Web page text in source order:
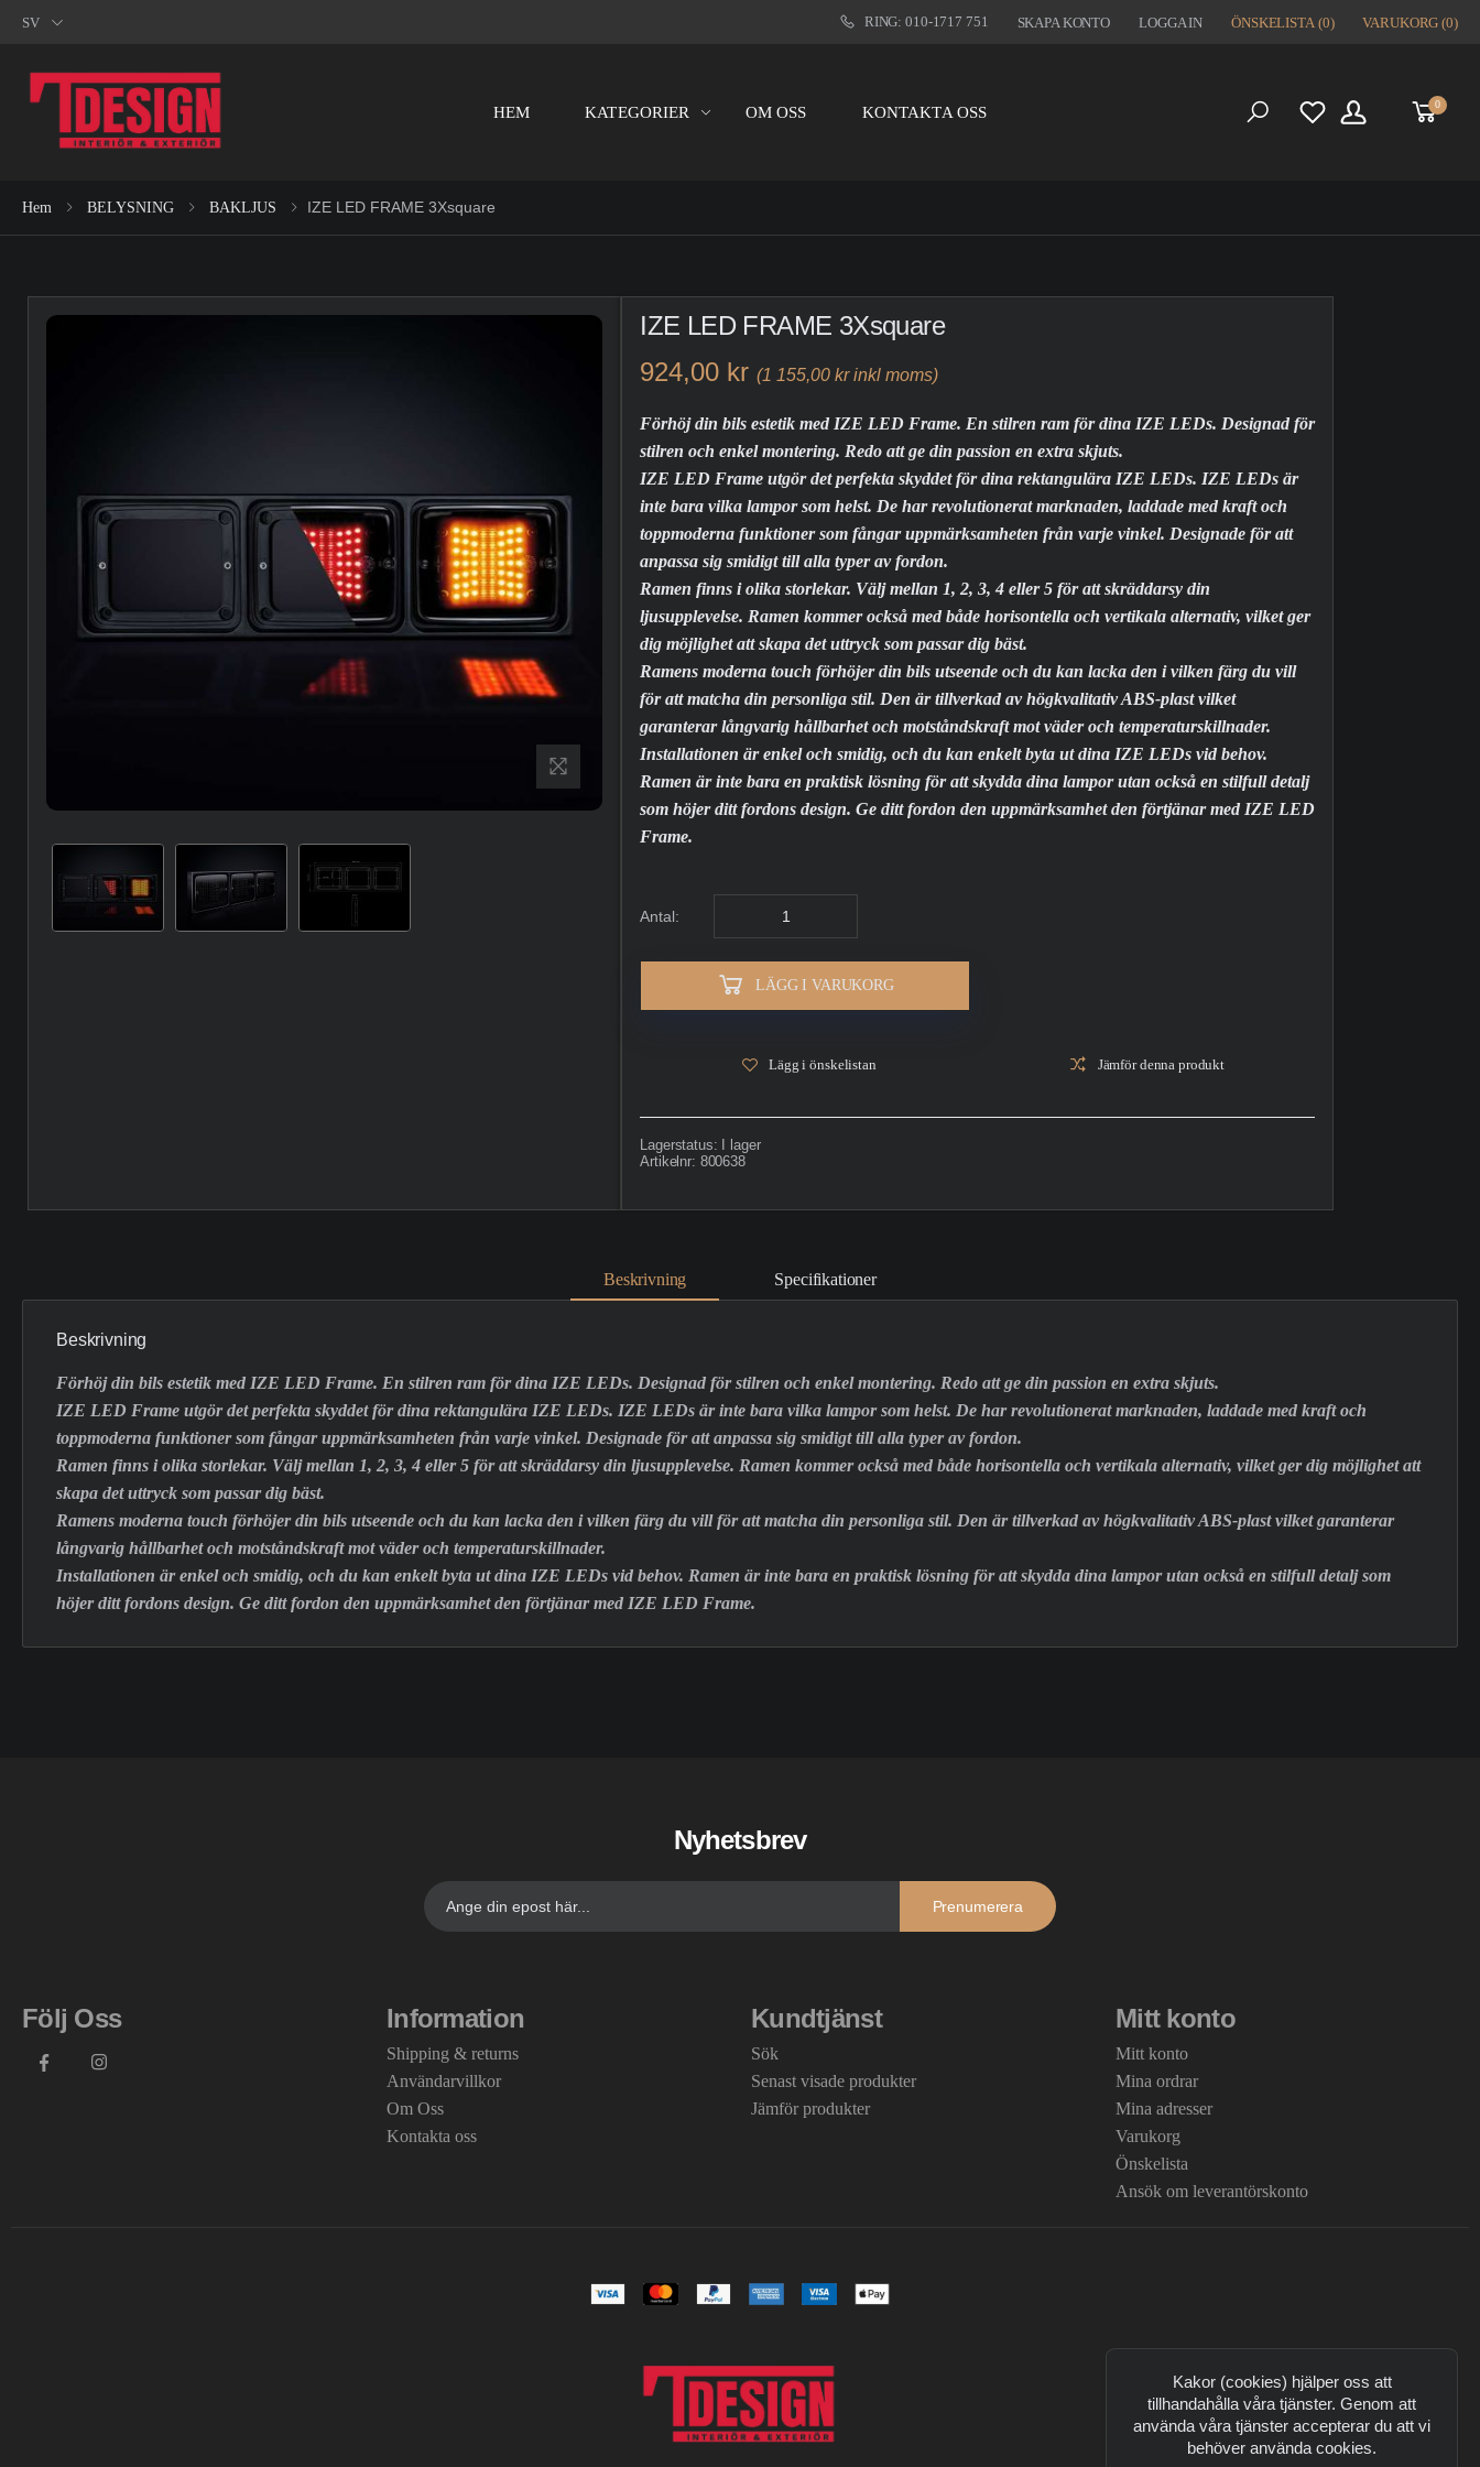
SV RING: 010-1717 751 SKAPA KONTO LOGGA IN ÖNSKELISTA (0) VARUKORG (0)
HEM KATEGORIER OM OSS KONTAKTA OSS 0
Hem BELYSNING BAKLJUS IZE LED FRAME 3Xsquare
IZE LED FRAME 3Xsquare
924,00 kr (1 155,00 kr inkl moms)
Förhöj din bils estetik med IZE LED Frame. En stilren ram för dina IZE LEDs. Designad för
stilren och enkel montering. Redo att ge din passion en extra skjuts.
IZE LED Frame utgör det perfekta skyddet för dina rektangulära IZE LEDs. IZE LEDs är
inte bara vilka lampor som helst. De har revolutionerat marknaden, laddade med kraft och
toppmoderna funktioner som fångar uppmärksamheten från varje vinkel. Designade för att
anpassa sig smidigt till alla typer av fordon.
Ramen finns i olika storlekar. Välj mellan 1, 2, 3, 4 eller 5 för att skräddarsy din
ljusupplevelse. Ramen kommer också med både horisontella och vertikala alternativ, vilket ger
dig möjlighet att skapa det uttryck som passar dig bäst.
Ramens moderna touch förhöjer din bils utseende och du kan lacka den i vilken färg du vill
för att matcha din personliga stil. Den är tillverkad av högkvalitativ ABS-plast vilket
garanterar långvarig hållbarhet och motståndskraft mot väder och temperaturskillnader.
Installationen är enkel och smidig, och du kan enkelt byta ut dina IZE LEDs vid behov.
Ramen är inte bara en praktisk lösning för att skydda dina lampor utan också en stilfull detalj
som höjer ditt fordons design. Ge ditt fordon den uppmärksamhet den förtjänar med IZE LED
Frame.
Antal:
LÄGG I VARUKORG
Lägg i önskelistan Jämför denna produkt
Lagerstatus:
I lager
Artikelnr: 800638
Beskrivning Specifikationer
Beskrivning
Förhöj din bils estetik med IZE LED Frame. En stilren ram för dina IZE LEDs. Designad för stilren och enkel montering. Redo att ge din passion en extra skjuts.
IZE LED Frame utgör det perfekta skyddet för dina rektangulära IZE LEDs. IZE LEDs är inte bara vilka lampor som helst. De har revolutionerat marknaden, laddade med kraft och
toppmoderna funktioner som fångar uppmärksamheten från varje vinkel. Designade för att anpassa sig smidigt till alla typer av fordon.
Ramen finns i olika storlekar. Välj mellan 1, 2, 3, 4 eller 5 för att skräddarsy din ljusupplevelse. Ramen kommer också med både horisontella och vertikala alternativ, vilket ger dig möjlighet att
skapa det uttryck som passar dig bäst.
Ramens moderna touch förhöjer din bils utseende och du kan lacka den i vilken färg du vill för att matcha din personliga stil. Den är tillverkad av högkvalitativ ABS-plast vilket garanterar
långvarig hållbarhet och motståndskraft mot väder och temperaturskillnader.
Installationen är enkel och smidig, och du kan enkelt byta ut dina IZE LEDs vid behov. Ramen är inte bara en praktisk lösning för att skydda dina lampor utan också en stilfull detalj som
höjer ditt fordons design. Ge ditt fordon den uppmärksamhet den förtjänar med IZE LED Frame.
Nyhetsbrev
Prenumerera
Följ Oss Information
Shipping & returns
Användarvillkor
Om Oss
Kontakta oss
Kundtjänst
Sök
Senast visade produkter
Jämför produkter
Mitt konto
Mitt konto
Mina ordrar
Mina adresser
Varukorg
Önskelista
Ansök om leverantörskonto
Kakor (cookies) hjälper oss att
tillhandahålla våra tjänster. Genom att
använda våra tjänster accepterar du att vi
behöver använda cookies.